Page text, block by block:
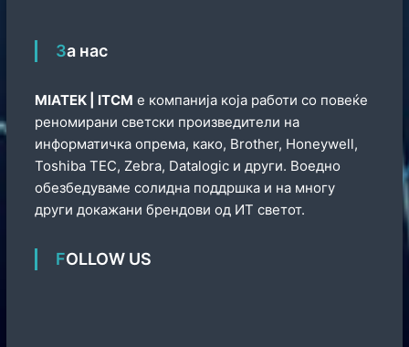
За нас
МIATEK | ITCM е компанија која работи со повеќе
реномирани светски произведители на
информатичка опрема, како, Brother, Honeywell,
Toshiba TEC, Zebra, Datalogic и други. Воедно
обезбедуваме солидна поддршка и на многу
други докажани брендови од ИТ светот.
FOLLOW US